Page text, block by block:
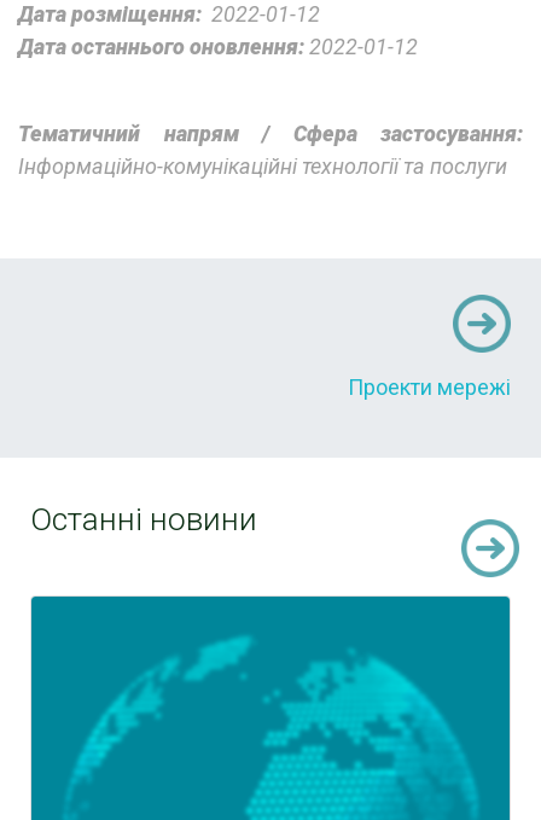
Дата розміщення: 2022-01-12
Дата останнього оновлення:2022-01-12
Тематичний напрям / Сфера застосування:
Інформаційно-комунікаційні технології та послуги
Проекти мережі
Останні новини